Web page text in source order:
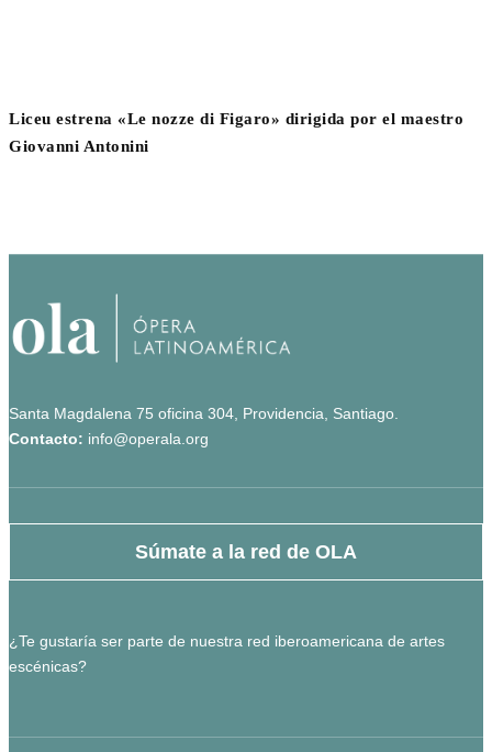
Liceu estrena «Le nozze di Figaro» dirigida por el maestro
Giovanni Antonini
Santa Magdalena 75 oficina 304, Providencia, Santiago.
Contacto: info@operala.org
Súmate a la red de OLA
¿Te gustaría ser parte de nuestra red iberoamericana de artes
escénicas?